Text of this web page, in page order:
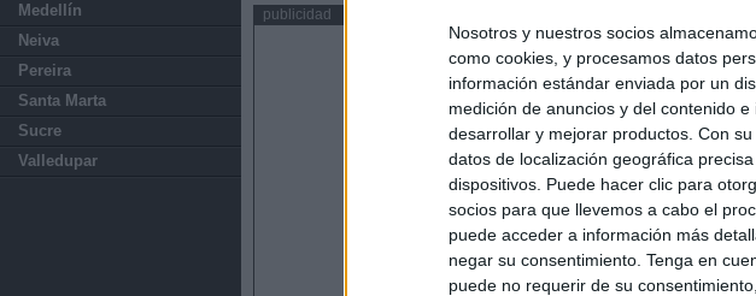
Nosotros y nuestros socios
como cookies, y procesamos datos
información estándar enviada por un
medición de anuncios y del contenido
desarrollar y mejorar productos. Con
datos de localización geográfica
dispositivos. Puede hacer clic para
socios para que llevemos a cabo el
puede acceder a información más
negar su consentimiento. Tenga en
puede no requerir de su
Medellín
Neiva
Pereira
Santa Marta
Sucre
Valledupar
publicidad